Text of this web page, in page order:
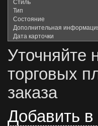
Стиль
Тип
Состояние
Дополнительная
Дата карточки
Уточняйте
торговых
заказа
Добавить в